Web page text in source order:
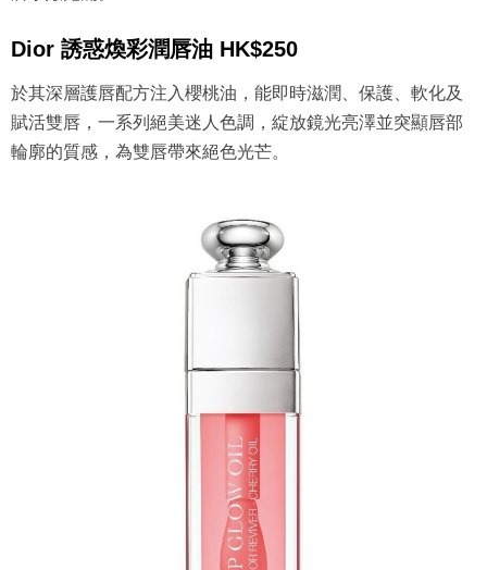
Dior 誘惑煥彩潤唇油 HK$250
於其深層護唇配方注入櫻桃油，能即時滋潤、保護、軟化及
賦活雙唇，一系列絕美迷人色調，綻放鏡光亮澤並突顯唇部
輪廓的質感，為雙唇帶來絕色光芒。